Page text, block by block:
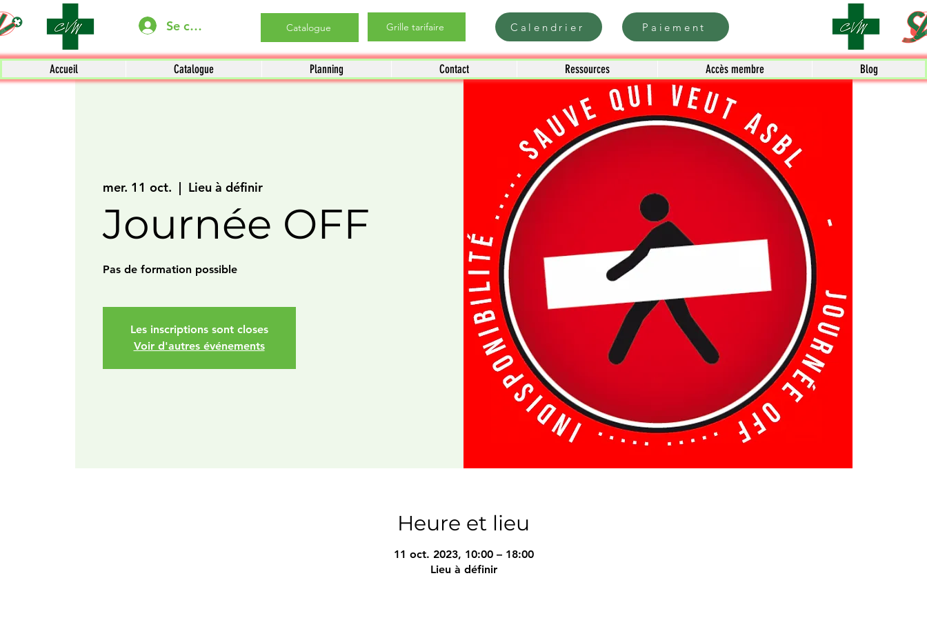
Se connecter Catalogue Grille tarifaire Calendrier Paiement
Accueil Catalogue Planning Contact Ressources Accès membre Blog
mer. 11 oct.
  |
Lieu à définir
Journée OFF
Pas de formation possible
Les inscriptions sont closes
Voir d'autres événements
Heure et lieu
11 oct. 2023, 10:00 – 18:00
Lieu à définir